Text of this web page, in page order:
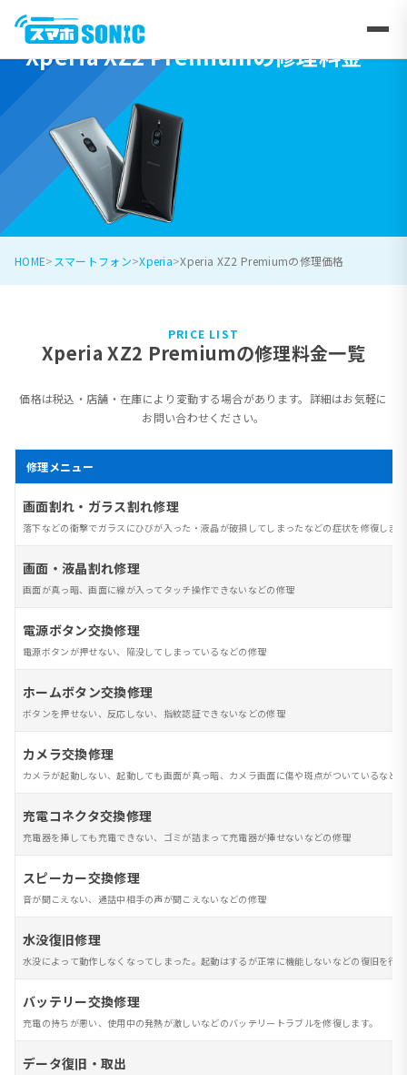
Xperia XZ2 Premiumの修理料金
HOME スマートフォン Xperia Xperia XZ2 Premiumの修理価格
PRICE LIST
Xperia XZ2 Premiumの修理料金一覧
価格は税込・店舗・在庫により変動する場合があります。詳細はお気軽に
お問い合わせください。
修理メニュー
画面割れ・ガラス割れ修理
落下などの衝撃でガラスにひびが入った・液晶が破損してしまったなどの症状を修復しま
画面・液晶割れ修理
画面が真っ暗、画面に線が入ってタッチ操作できないなどの修理
電源ボタン交換修理
電源ボタンが押せない、陥没してしまっているなどの修理
ホームボタン交換修理
ボタンを押せない、反応しない、指紋認証できないなどの修理
カメラ交換修理
カメラが起動しない、起動しても画面が真っ暗、カメラ画面に傷や斑点がついているなど
充電コネクタ交換修理
充電器を挿しても充電できない、ゴミが詰まって充電器が挿せないなどの修理
スピーカー交換修理
音が聞こえない、通話中相手の声が聞こえないなどの修理
水没復旧修理
水没によって動作しなくなってしまった。起動はするが正常に機能しないなどの復旧を行
バッテリー交換修理
充電の持ちが悪い、使用中の発熱が激しいなどのバッテリートラブルを修復します。
データ復旧・取出